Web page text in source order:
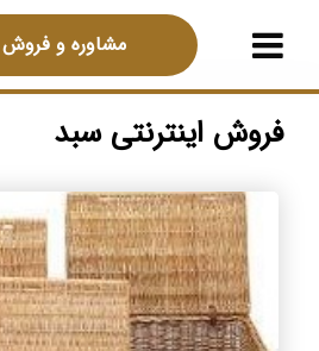
مشاوره و فروش
فروش اینترنتی سبد